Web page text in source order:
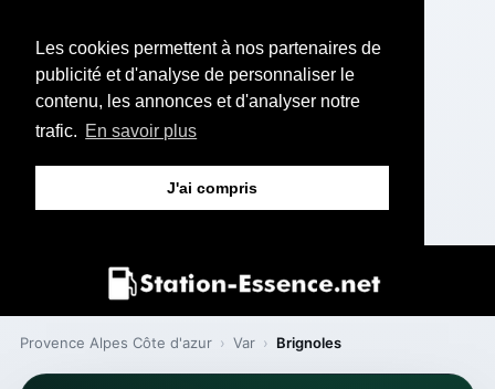
Les cookies permettent à nos partenaires de
publicité et d'analyse de personnaliser le
contenu, les annonces et d'analyser notre
trafic. En savoir plus
J'ai compris
Provence Alpes Côte d'azur › Var › Brignoles